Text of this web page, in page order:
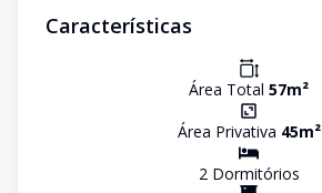
Características
Área Total 57m²
Área Privativa 45m²
2Dormitórios